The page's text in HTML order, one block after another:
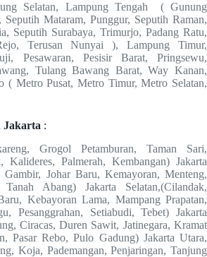
Selatan, Lampung Tengah ( Gunung
Seputih Mataram, Punggur, Seputih Raman,
Seputih Surabaya, Trimurjo, Padang Ratu,
Terusan Nunyai ), Lampung Timur,
Pesawaran, Pesisir Barat, Pringsewu,
Tulang Bawang Barat, Way Kanan,
( Metro Pusat, Metro Timur, Metro Selatan,
Jakarta :
Grogol Petamburan, Taman Sari,
Kalideres, Palmerah, Kembangan) Jakarta
Gambir, Johar Baru, Kemayoran, Menteng,
Abang) Jakarta Selatan,(Cilandak,
Kebayoran Lama, Mampang Prapatan,
Pesanggrahan, Setiabudi, Tebet) Jakarta
Ciracas, Duren Sawit, Jatinegara, Kramat
Pasar Rebo, Pulo Gadung) Jakarta Utara,
Koja, Pademangan, Penjaringan, Tanjung